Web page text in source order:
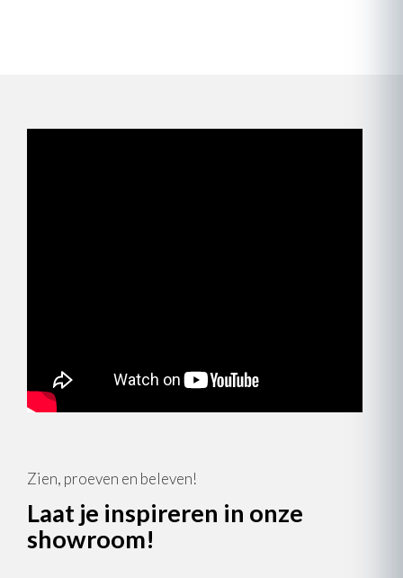
Zien, proeven en beleven!
Laat je inspireren in onze
showroom!